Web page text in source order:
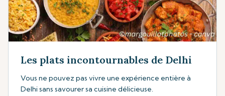
Les plats incontournables de Delhi
Vous ne pouvez pas vivre une expérience entière à
Delhi sans savourer sa cuisine délicieuse.